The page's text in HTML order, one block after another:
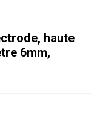
haute
6mm,